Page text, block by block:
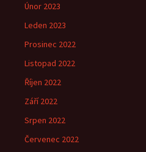
Únor 2023
Leden 2023
Prosinec 2022
Listopad 2022
Říjen 2022
Září 2022
Srpen 2022
Červenec 2022